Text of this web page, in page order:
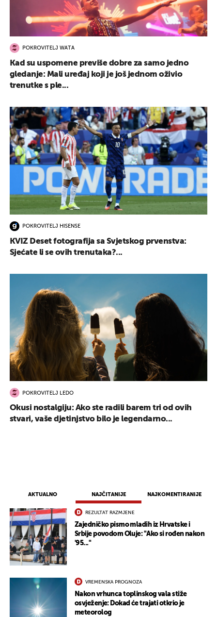
AKTUALNO NAJČITANIJE NAJKOMENTIRANIJE
REZULTAT RAZMJENE
Zajedničko pismo mladih iz Hrvatske i
Srbije povodom Oluje: "Ako si rođen nakon
'95..."
VREMENSKA PROGNOZA
Nakon vrhunca toplinskog vala stiže
osvježenje: Dokad će trajati otkrio je
meteorolog
POKROVITELJ WATA
Kad su uspomene previše dobre za samo jedno
gledanje: Mali uređaj koji je još jednom oživio
trenutke s ple...
POKROVITELJ HISENSE
KVIZ Deset fotografija sa Svjetskog prvenstva:
Sjećate li se ovih trenutaka?...
POKROVITELJ LEDO
Okusi nostalgiju: Ako ste radili barem tri od ovih
stvari, vaše djetinjstvo bilo je legendarno...